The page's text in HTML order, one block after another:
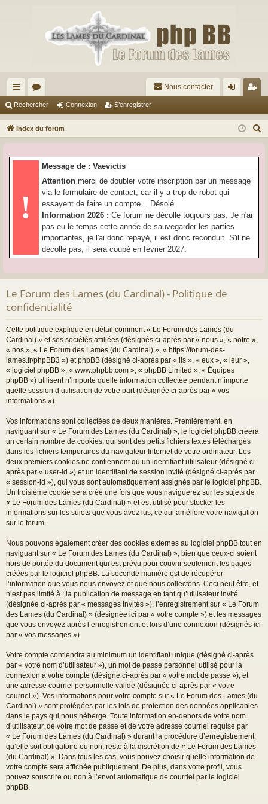
cc
ès
pi
or
u
s
Nous contacter
ne
on
nr
ist
Rechercher Connexion S’enregistrer
Index du forum
!
Message de : Vaevictis
Attention merci de doubler votre inscription par un message
via le formulaire de contact, car il y a trop de robot qui
essayent de faire un compte... Désolé
Information 2026 : Ce forum ne décolle toujours pas. Je n'ai
pas eu le temps cette année de sauvegarder les parties
importantes, je l'ai donc repayé, il est donc reconduit. S'il ne
décolle pas, il sera coupé en février 2027.
Le Forum des Lames (du Cardinal) - Politique de
confidentialité
Cette politique explique en détail comment « Le Forum des Lames (du
Cardinal) » et ses sociétés affiliées (désignés ci-après par « nous », « notre »,
« nos », « Le Forum des Lames (du Cardinal) », « https://forum-des-
lames.fr/phpBB3 ») et phpBB (désigné ci-après par « ils », « eux », « leur »,
« logiciel phpBB », « www.phpbb.com », « phpBB Limited », « Équipes
phpBB ») utilisent n’importe quelle information collectée pendant n’importe
quelle session d’utilisation de votre part (désignée ci-après par « vos
informations »).
Vos informations sont collectées de deux manières. Premièrement, en
naviguant sur « Le Forum des Lames (du Cardinal) », le logiciel phpBB créera
un certain nombre de cookies, qui sont des petits fichiers textes téléchargés
dans les fichiers temporaires du navigateur Internet de votre ordinateur. Les
deux premiers cookies ne contiennent qu’un identifiant utilisateur (désigné ci-
après par « user-id ») et un identifiant de session invité (désigné ci-après par
« session-id »), qui vous sont automatiquement assignés par le logiciel phpBB.
Un troisième cookie sera créé une fois que vous naviguerez sur les sujets de
« Le Forum des Lames (du Cardinal) » et est utilisé pour stocker les
informations sur les sujets que vous avez lus, ce qui améliore votre navigation
sur le forum.
Nous pouvons également créer des cookies externes au logiciel phpBB tout en
naviguant sur « Le Forum des Lames (du Cardinal) », bien que ceux-ci soient
hors de portée du document qui est prévu pour couvrir seulement les pages
créées par le logiciel phpBB. La seconde manière est de récupérer
l’information que vous nous envoyez et que nous collectons. Ceci peut être, et
n’est pas limité à : la publication de message en tant qu’utilisateur invité
(désignée ci-après par « messages invités »), l’enregistrement sur « Le Forum
des Lames (du Cardinal) » (désignée ici par « votre compte ») et les messages
que vous envoyez après l’enregistrement et lors d’une connexion (désignés ici
par « vos messages »).
Votre compte contiendra au minimum un identifiant unique (désigné ci-après
par « votre nom d’utilisateur »), un mot de passe personnel utilisé pour la
connexion à votre compte (désigné ci-après par « votre mot de passe »), et
une adresse courriel personnelle valide (désignée ci-après par « votre
courriel »). Vos informations pour votre compte sur « Le Forum des Lames (du
Cardinal) » sont protégées par les lois de protection des données applicables
dans le pays qui nous héberge. Toute information en-dehors de votre nom
d’utilisateur, de votre mot de passe et de votre adresse courriel requise par
« Le Forum des Lames (du Cardinal) » durant la procédure d’enregistrement,
qu’elle soit obligatoire ou non, reste à la discrétion de « Le Forum des Lames
(du Cardinal) ». Dans tous les cas, vous pouvez choisir quelle information de
votre compte sera affichée publiquement. De plus, dans votre profil, vous
pouvez souscrire ou non à l’envoi automatique de courriel par le logiciel
phpBB.